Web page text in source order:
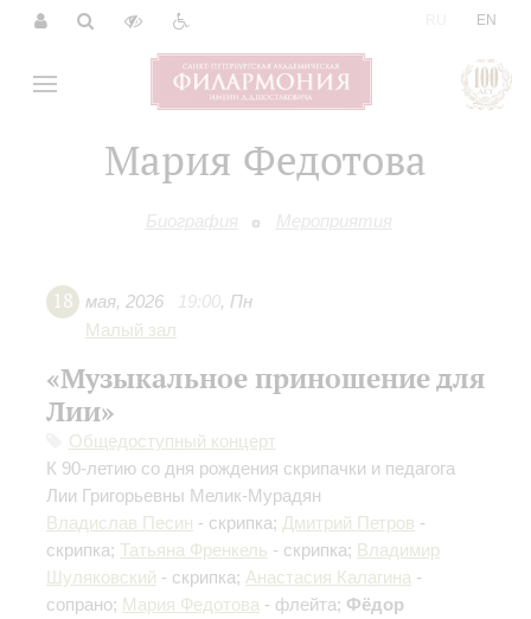
EN
Мария Федотова
Биография Мероприятия
18 мая, 2026 19:00, Пн
Малый зал
«Музыкальное приношение для
Лии»
Общедоступный концерт
К 90-летию со дня рождения скрипачки и педагога
Лии Григорьевны Мелик-Мурадян
Владислав Песин - скрипка; Дмитрий Петров -
скрипка; Татьяна Френкель - скрипка; Владимир
Шуляковский - скрипка; Анастасия Калагина -
сопрано; Мария Федотова - флейта; Фёдор